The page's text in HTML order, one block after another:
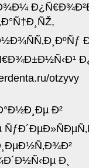
otzyvy
Ð²
Ð¸